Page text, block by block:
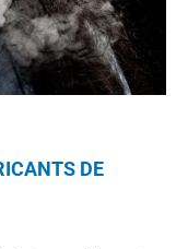
DE